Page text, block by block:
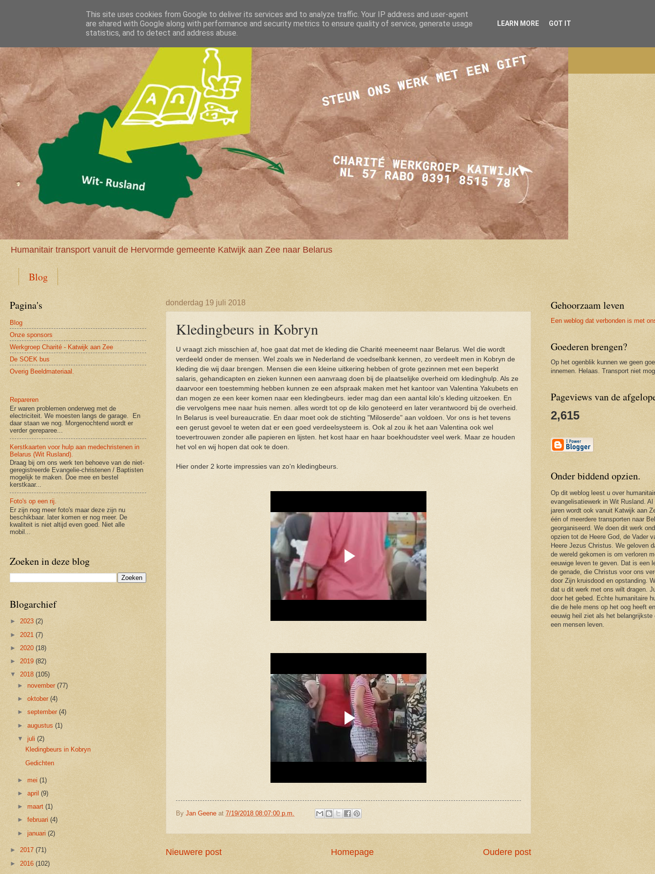
Humanitair transport vanuit de Hervormde gemeente Katwijk aan Zee naar Belarus
Blog
donderdag 19 juli 2018
Kledingbeurs in Kobryn
U vraagt zich misschien af, hoe gaat dat met de kleding die Charité meeneemt naar Belarus. Wel die wordt
verdeeld onder de mensen. Wel zoals we in Nederland de voedselbank kennen, zo verdeelt men in Kobryn de
kleding die wij daar brengen. Mensen die een kleine uitkering hebben of grote gezinnen met een beperkt
salaris, gehandicapten en zieken kunnen een aanvraag doen bij de plaatselijke overheid om kledinghulp. Als ze
daarvoor een toestemming hebben kunnen ze een afspraak maken met het kantoor van Valentina Yakubets en
dan mogen ze een keer komen naar een kledingbeurs. ieder mag dan een aantal kilo's kleding uitzoeken. En
die vervolgens mee naar huis nemen. alles wordt tot op de kilo genoteerd en later verantwoord bij de overheid.
In Belarus is veel bureaucratie. En daar moet ook de stichting "Miloserde" aan voldoen. Vor ons is het tevens
een gerust gevoel te weten dat er een goed verdeelsysteem is. Ook al zou ik het aan Valentina ook wel
toevertrouwen zonder alle papieren en lijsten. het kost haar en haar boekhoudster veel werk. Maar ze houden
het vol en wij hopen dat ook te doen.
Hier onder 2 korte impressies van zo'n kledingbeurs.
By Jan Geene at 7/19/2018 08:07:00 p.m.
Nieuwere post Oudere post
Homepage
Pagina's
Blog
Onze sponsors
Werkgroep Charité - Katwijk aan Zee
De SOEK bus
Overig Beeldmateriaal.
Repareren
Er waren problemen onderweg met de
electriciteit. We moesten langs de garage. En
daar staan we nog. Morgenochtend wordt er
verder gereparee...
Kerstkaarten voor hulp aan medechristenen in
Belarus (Wit Rusland).
Draag bij om ons werk ten behoeve van de niet-
geregistreerde Evangelie-christenen / Baptisten
mogelijk te maken. Doe mee en bestel
kerstkaar...
Foto's op een rij.
Er zijn nog meer foto's maar deze zijn nu
beschikbaar. later komen er nog meer. De
kwaliteit is niet altijd even goed. Niet alle
mobil...
Zoeken in deze blog
Blogarchief
► 2023 (2)
► 2021 (7)
► 2020 (18)
► 2019 (82)
▼
2018 (105)
►november (77)
►oktober (4)
►september (4)
►augustus (1)
▼
juli (2)
Kledingbeurs in Kobryn
Gedichten
► mei (1)
►april (9)
►maart (1)
►februari (4)
►januari (2)
► 2017 (71)
► 2016 (102)
Gehoorzaam leven
Een weblog dat verbonden is met
Goederen brengen?
Op het ogenblik kunnen we geen
innemen. Helaas. Transport niet
Pageviews van de
2,615
Onder biddend opzien.
Op dit weblog leest u over
evangelisatiewerk in Wit Rusland. Al
jaren wordt ook vanuit Katwijk aan
één of meerdere transporten naar
georganiseerd. We doen dit werk
opzien tot de Heere God, de Vader
Heere Jezus Christus. We geloven
de wereld gekomen is om verloren
eeuwige leven te geven. Dat is een
de genade, die Christus voor ons
door Zijn kruisdood en opstanding.
dat u dit werk met ons wilt dragen.
door het gebed. Echte humanitaire
die de hele mens op het oog heeft
eeuwig heil ziet als het belangrijkste
een mensen leven.
This site uses cookies from Google to deliver its services and to analyze traffic. Your IP address and user-agent
are shared with Google along with performance and security metrics to ensure quality of service, generate usage
statistics, and to detect and address abuse.
LEARN MORE GOT IT